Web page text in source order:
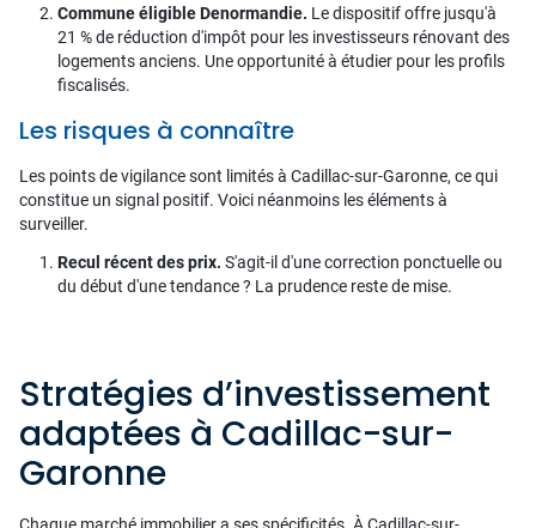
Commune éligible Denormandie. Le dispositif offre jusqu'à
21 % de réduction d'impôt pour les investisseurs rénovant des
logements anciens. Une opportunité à étudier pour les profils
fiscalisés.
Les risques à connaître
Les points de vigilance sont limités à Cadillac-sur-Garonne, ce qui
constitue un signal positif. Voici néanmoins les éléments à
surveiller.
Recul récent des prix. S'agit-il d'une correction ponctuelle ou
du début d'une tendance ? La prudence reste de mise.
Stratégies d’investissement
adaptées à Cadillac-sur-
Garonne